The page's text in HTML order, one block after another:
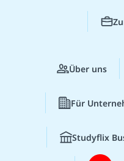
Über uns
Für
Studyflix